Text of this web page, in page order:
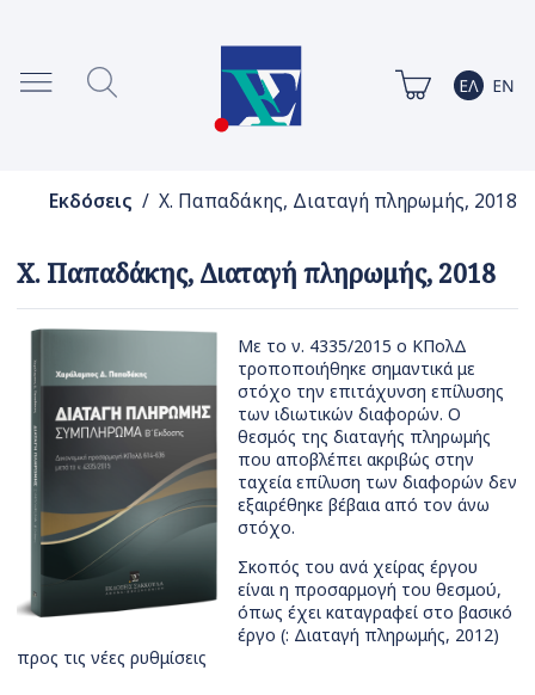
Εκδόσεις / Χ. Παπαδάκης, Διαταγή πληρωμής, 2018
Χ. Παπαδάκης, Διαταγή πληρωμής, 2018
Με το ν. 4335/2015 ο ΚΠολΔ
τροποποιήθηκε σημαντικά με
στόχο την επιτάχυνση επίλυσης
των ιδιωτικών διαφορών. Ο
θεσμός της διαταγής πληρωμής
που αποβλέπει ακριβώς στην
ταχεία επίλυση των διαφορών δεν
εξαιρέθηκε βέβαια από τον άνω
στόχο.
Σκοπός του ανά χείρας έργου
είναι η προσαρμογή του θεσμού,
όπως έχει καταγραφεί στο βασικό
έργο (: Διαταγή πληρωμής, 2012)
προς τις νέες ρυθμίσεις